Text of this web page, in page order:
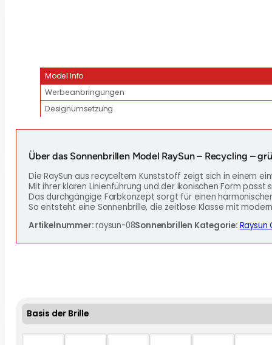
Model Info
Werbeanbringungen
Designumsetzung
Über das Sonnenbrillen Model RaySun – Recycling –
Die RaySun aus recyceltem Kunststoff zeigt sich in einem
Mit ihrer klaren Linienführung und der ikonischen Form passt
Das durchgängige Farbkonzept sorgt für einen
So entsteht eine Sonnenbrille, die zeitlose Klasse mit
Artikelnummer:raysun-08Sonnenbrillen Kategorie: Raysun
Basis der Brille